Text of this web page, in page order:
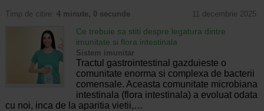
Timp de citire: 4 minute, 0 secunde 11 decembrie 2025
Ce trebuie sa stiti despre legatura dintre
imunitate si flora intestinala
Sistem imunitar
Tractul gastrointestinal gazduieste o
comunitate enorma si complexa de bacterii
comensale. Aceasta comunitate microbiana
intestinala (flora intestinala) a evoluat odata
cu noi, inca de la aparitia vietii,…